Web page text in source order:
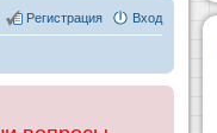
Вход
Регистрация